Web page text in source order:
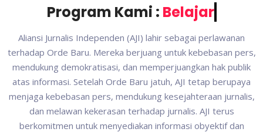
Program Kami :Belajar Cek
Aliansi Jurnalis Independen (AJI) lahir sebagai perlawanan
terhadap Orde Baru. Mereka berjuang untuk kebebasan pers,
mendukung demokratisasi, dan memperjuangkan hak publik
atas informasi. Setelah Orde Baru jatuh, AJI tetap berupaya
menjaga kebebasan pers, mendukung kesejahteraan jurnalis,
dan melawan kekerasan terhadap jurnalis. AJI terus
berkomitmen untuk menyediakan informasi obyektif dan